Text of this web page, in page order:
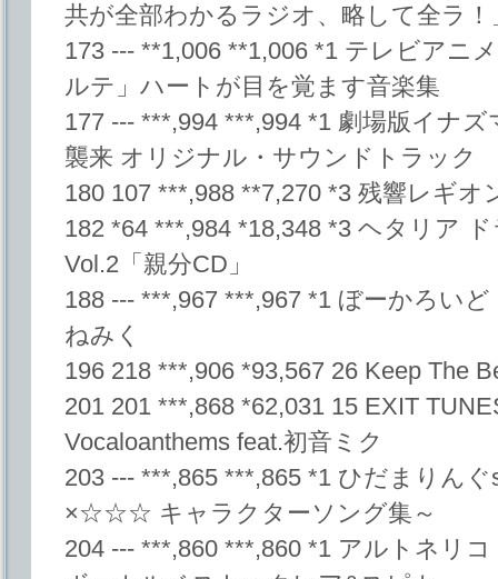
共が全部わかるラジオ、略して全ラ
173 --- **1,006 **1,006 *1 テレビアニ
ルテ」ハートが目を覚ます音楽集
177 --- ***,994 ***,994 *1 劇場版イナ
襲来 オリジナル・サウンドトラック
180 107 ***,988 **7,270 *3 残響レギオ
182 *64 ***,984 *18,348 *3 ヘタリア
Vol.2「親分CD」
188 --- ***,967 ***,967 *1 ぼーかろい
ねみく
196 218 ***,906 *93,567 26 Keep The
201 201 ***,868 *62,031 15 EXIT
Vocaloanthems feat.初音ミク
203 --- ***,865 ***,865 *1 ひだまりん
×☆☆☆ キャラクターソング集～
204 --- ***,860 ***,860 *1 アルトネリ